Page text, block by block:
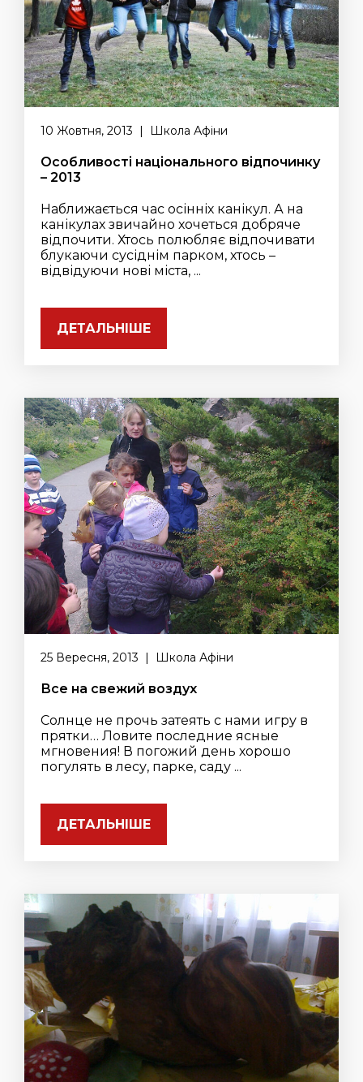
10 Жовтня, 2013 | Школа Афіни
Особливості національного відпочинку
– 2013
Наближається час осінніх канікул. А на
канікулах звичайно хочеться добряче
відпочити. Хтось полюбляє відпочивати
блукаючи сусіднім парком, хтось –
відвідуючи нові міста, ...
ДЕТАЛЬНІШЕ
25 Вересня, 2013 | Школа Афіни
Все на свежий воздух
Солнце не прочь затеять с нами игру в
прятки… Ловите последние ясные
мгновения! В погожий день хорошо
погулять в лесу, парке, саду ...
ДЕТАЛЬНІШЕ